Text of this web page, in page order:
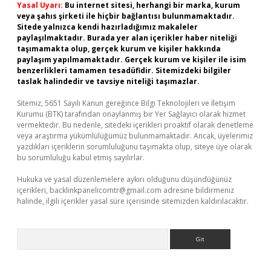
Yasal Uyarı: Bu internet sitesi, herhangi bir marka, kurum
veya şahıs şirketi ile hiçbir bağlantısı bulunmamaktadır.
Sitede yalnızca kendi hazırladığımız makaleler
paylaşılmaktadır. Burada yer alan içerikler haber niteliği
taşımamakta olup, gerçek kurum ve kişiler hakkında
paylaşım yapılmamaktadır. Gerçek kurum ve kişiler ile isim
benzerlikleri tamamen tesadüfidir. Sitemizdeki bilgiler
taslak halindedir ve tavsiye niteliği taşımazlar.
Sitemiz, 5651 Sayılı Kanun gereğince Bilgi Teknolojileri ve İletişim
Kurumu (BTK) tarafından onaylanmış bir Yer Sağlayıcı olarak hizmet
vermektedir. Bu nedenle, sitedeki içerikleri proaktif olarak denetleme
veya araştırma yükümlülüğümüz bulunmamaktadır. Ancak, üyelerimiz
yazdıkları içeriklerin sorumluluğunu taşımakta olup, siteye üye olarak
bu sorumluluğu kabul etmiş sayılırlar.
Hukuka ve yasal düzenlemelere aykırı olduğunu düşündüğünüz
içerikleri, backlinkpanelicomtr@gmail.com adresine bildirmeniz
halinde, ilgili içerikler yasal süre içerisinde sitemizden kaldırılacaktır.